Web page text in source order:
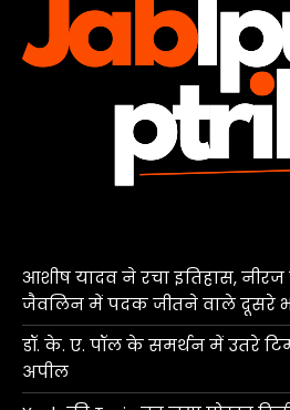
आशीष यादव ने रचा इतिहास, नीरज
जैवलिन में पदक जीतने वाले दूसरे
डॉ. के. ए. पॉल के समर्थन में उतरे टिम
अपील